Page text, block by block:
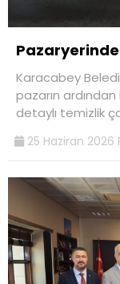
Karacabey
pazarın
detaylı temizlik
25 Haziran 2026